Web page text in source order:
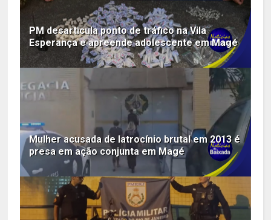
PM desarticula ponto de tráfico na Vila
Esperança e apreende adolescente em Magé
Mulher acusada de latrocínio brutal em 2013 é
presa em ação conjunta em Magé